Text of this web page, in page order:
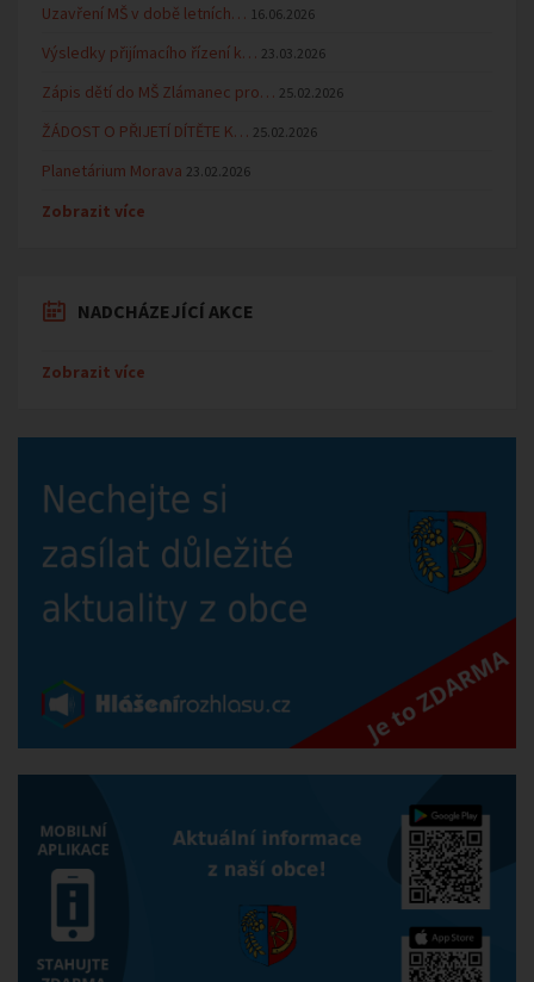
Uzavření MŠ v době letních… 16.06.2026
Výsledky přijímacího řízení k… 23.03.2026
Zápis dětí do MŠ Zlámanec pro… 25.02.2026
ŽÁDOST O PŘIJETÍ DÍTĚTE K… 25.02.2026
Planetárium Morava 23.02.2026
Zobrazit více
NADCHÁZEJÍCÍ AKCE
Zobrazit více